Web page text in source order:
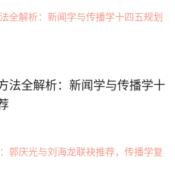
法全解析：新闻学与传播学十